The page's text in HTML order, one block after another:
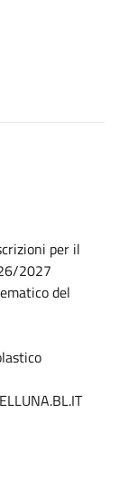
per il
2027
del